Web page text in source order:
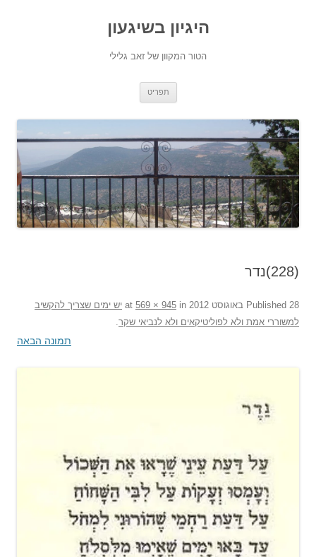
היגיון בשיגעון
הטור המקוון של זאב גלילי
תפריט
‫(228)נדר
Published 28 באוגוסט 2012 569 × 945 in
יש ימים שצריך להקשיב
למשוררי אמת ולא לפוליטיקאים ולא לנביאי שקר
תמונה הבאה